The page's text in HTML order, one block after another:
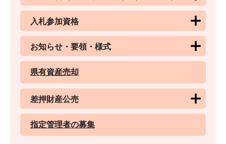
入札参加資格
お知らせ・要領・様式
県有資産売却
差押財産公売
指定管理者の募集